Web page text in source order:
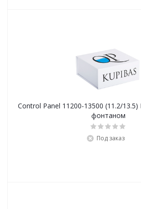
Control Panel 11200-13500 (11.2/
фонтаном
Под заказ